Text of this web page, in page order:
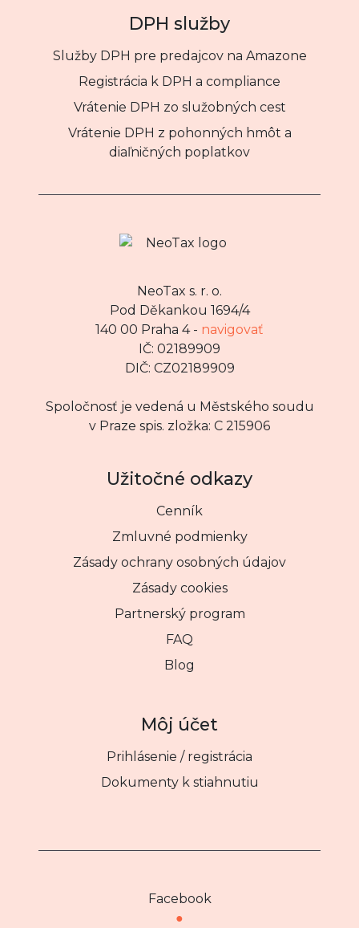
DPH služby
Služby DPH pre predajcov na Amazone
Registrácia k DPH a compliance
Vrátenie DPH zo služobných cest
Vrátenie DPH z pohonných hmôt a
diaľničných poplatkov
NeoTax s. r. o.
Pod Děkankou 1694/4
140 00 Praha 4 - navigovať
IČ: 02189909
DIČ: CZ02189909
Spoločnosť je vedená u Městského soudu
v Praze spis. zložka: C 215906
Užitočné odkazy
Cenník
Zmluvné podmienky
Zásady ochrany osobných údajov
Zásady cookies
Partnerský program
FAQ
Blog
Môj účet
Prihlásenie / registrácia
Dokumenty k stiahnutiu
Facebook
●